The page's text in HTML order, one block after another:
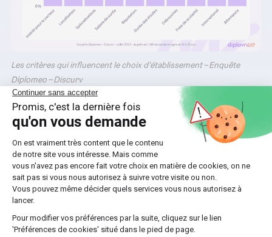
Les critères qui influencent le choix d’établissement – Enquête
Diplomeo – Discurv
Dans les faits, au moment de Parcoursup ou Monmaster,
, pour sécuriser
leur choix, intégrer une formation qu’ils considèrent
davantage à leur niveau (même si elle attire moins), ou
éviter de perdre une année…